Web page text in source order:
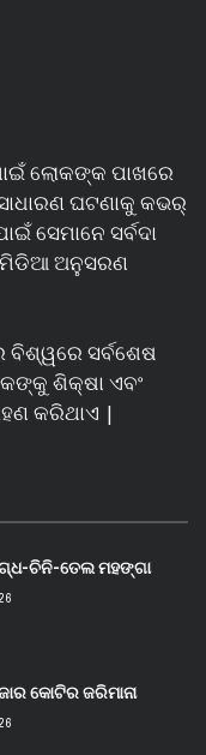
ଲୋକଙ୍କ ପାଖରେ
ଘଟଣାକୁ କଭର୍
ସେମାନେ ସର୍ବଦା
ମିଡିଆ ଅନୁସରଣ
ସର୍ବଶେଷ
ଶିକ୍ଷା ଏବଂ
କରିଥାଏ |
ଚିନି-ତେଲ ମହଙ୍ଗା
କୋଟିର ଜରିମାନା